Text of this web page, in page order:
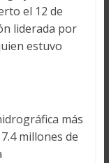
el 12 de
liderada por
estuvo
más
millones de